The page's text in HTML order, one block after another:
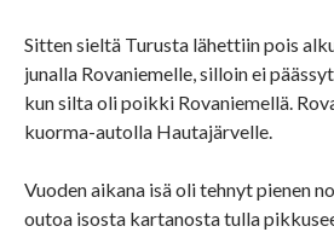
Sitten sieltä Turusta lähettiin pois
junalla Rovaniemelle, silloin ei
kun silta oli poikki Rovaniemellä.
kuorma-autolla Hautajärvelle.
Vuoden aikana isä oli tehnyt pienen
outoa isosta kartanosta tulla